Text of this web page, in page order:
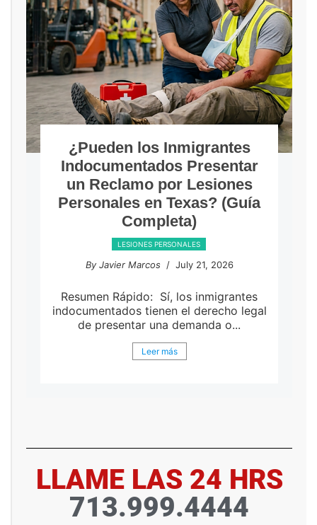
¿Pueden los Inmigrantes
Indocumentados Presentar
un Reclamo por Lesiones
Personales en Texas? (Guía
Completa)
LESIONES PERSONALES
By Javier Marcos/ July 21, 2026
Resumen Rápido: Sí, los inmigrantes
indocumentados tienen el derecho legal
de presentar una demanda o...
Leer más
LLAME LAS 24 HRS
713.999.4444